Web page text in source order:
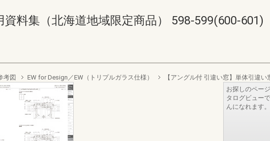
資料集（北海道地域限定商品） 598-599(600-601)
考図 EW for Design／EW（トリプルガラス仕様） 【アングル付 引違い窓】単体引違い
お探しのペー
タログビュー
んになれます。